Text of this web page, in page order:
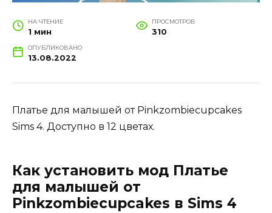
НА ЧТЕНИЕ
1 мин
ПРОСМОТРОВ
310
ОПУБЛИКОВАНО
13.08.2022
Платье для малышей от Pinkzombiecupcakes
Sims 4. Доступно в 12 цветах.
Как установить мод Платье
для малышей от
Pinkzombiecupcakes в Sims 4